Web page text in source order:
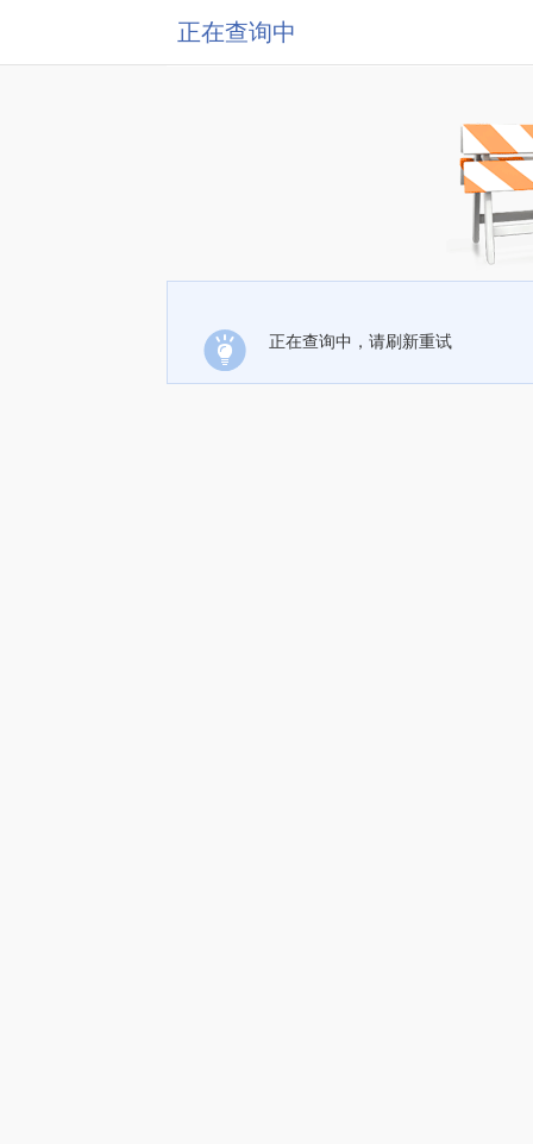
正在查询中
正在查询中，请刷新重试